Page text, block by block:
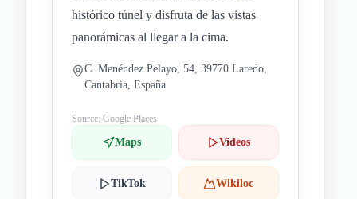
histórico túnel y disfruta de las vistas
panorámicas al llegar a la cima.
C. Menéndez Pelayo, 54, 39770 Laredo,
Cantabria, España
Source: Google Places
Maps Videos
TikTok Wikiloc